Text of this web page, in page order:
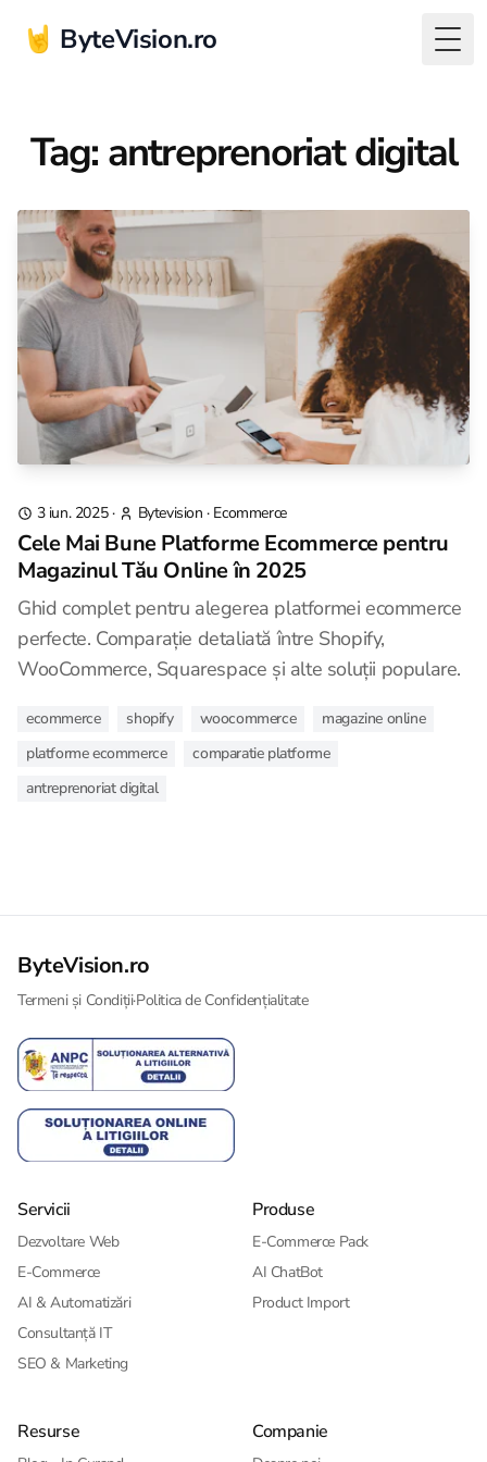
🤘 ByteVision.ro
Tag: antreprenoriat digital
3 iun. 2025· Bytevision · Ecommerce
Cele Mai Bune Platforme Ecommerce pentru
Magazinul Tău Online în 2025
Ghid complet pentru alegerea platformei ecommerce
perfecte. Comparație detaliată între Shopify,
WooCommerce, Squarespace și alte soluții populare.
ecommerce shopify woocommerce
magazine online
platforme ecommerce
comparatie platforme
antreprenoriat digital
ByteVision.ro
Termeni și Condiții·Politica de Confidențialitate
Servicii
Dezvoltare Web
E-Commerce
AI & Automatizări
Consultanță IT
SEO & Marketing
Produse
E-Commerce Pack
AI ChatBot
Product Import
Resurse Companie